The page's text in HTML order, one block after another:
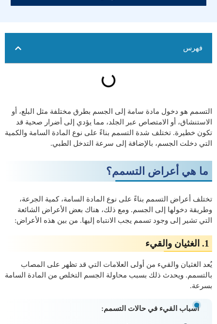
فهرس
التسمم هو دخول مادة سامة إلى الجسم بطرق مختلفة مثل البلع، أو
الاستنشاق، أو الامتصاص عبر الجلد، مما يؤدي إلى أضرار صحية قد
تكون خطيرة. تختلف شدة التسمم بناءً على نوع المادة السامة والكمية
التي دخلت الجسم، بالإضافة إلى سرعة التدخل الطبي.
ما هي أعراض التسمم؟
تختلف أعراض التسمم بناءً على نوع المادة السامة، كمية الجرعة،
وطريقة دخولها إلى الجسم. ومع ذلك، هناك بعض الأعراض الشائعة
التي تشير إلى وجود تسمم يجب الانتباه إليها. من بين هذه الأعراض:
1. الغثيان والقيء
يُعد الغثيان والقيء من أولى العلامات التي قد تظهر على المصاب
بالتسمم. ويحدث ذلك بسبب محاولة الجسم التخلص من المادة السامة
بسرعة.
أسباب القيء في حالات التسمم: